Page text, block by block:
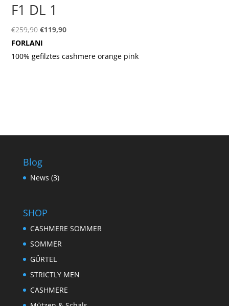
F1 DL 1
€259,90 Ursprünglicher
Preis
war:
€119,90Aktueller
ist:
FORLANI
100% gefilztes cashmere orange pink
Blog
News (3)
SHOP
CASHMERE SOMMER
SOMMER
GÜRTEL
STRICTLY MEN
CASHMERE